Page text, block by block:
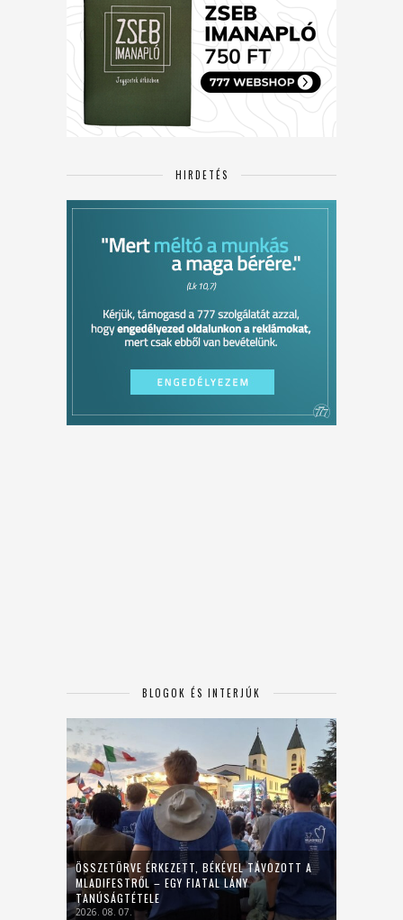
HIRDETÉS
BLOGOK ÉS INTERJÚK
ÖSSZETÖRVE ÉRKEZETT, BÉKÉVEL TÁVOZOTT A
MLADIFESTRŐL – EGY FIATAL LÁNY
TANÚSÁGTÉTELE
2026. 08. 07.